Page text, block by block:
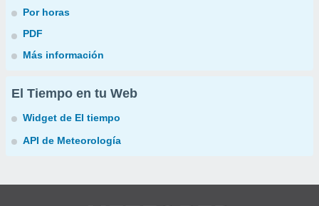
Por horas
PDF
Más información
El Tiempo en tu Web
Widget de El tiempo
API de Meteorología